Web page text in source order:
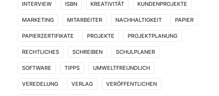
INTERVIEW ISBN KREATIVITÄT KUNDENPROJEKTE
MARKETING MITARBEITER NACHHALTIGKEIT PAPIER
PAPIERZERTIFIKATE PROJEKTE PROJEKTPLANUNG
RECHTLICHES SCHREIBEN SCHULPLANER
SOFTWARE TIPPS UMWELTFREUNDLICH
VEREDELUNG VERLAG VERÖFFENTLICHEN